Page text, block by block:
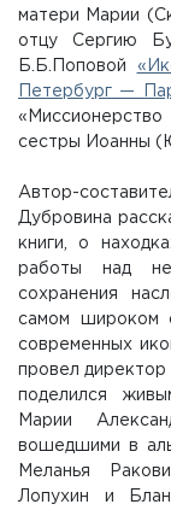
матери Марии
отцу Сергию
Б.Б.Поповой
Петербург —
сестры Иоанны
Автор-
Дубровина
книги, о
работы над
сохранения
самом широком
современных
провел
поделился
Марии
вошедшими в
Меланья
Лопухин и